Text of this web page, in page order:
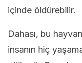
içinde öldürebilir.
Dahası, bu
insanın hiç